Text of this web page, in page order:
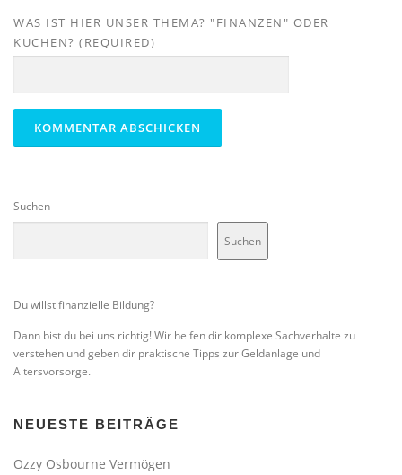
WAS IST HIER UNSER THEMA? "FINANZEN" ODER
KUCHEN? (REQUIRED)
Suchen
Suchen
Du willst finanzielle Bildung?
Dann bist du bei uns richtig! Wir helfen dir komplexe Sachverhalte zu
verstehen und geben dir praktische Tipps zur Geldanlage und
Altersvorsorge.
NEUESTE BEITRÄGE
Ozzy Osbourne Vermögen